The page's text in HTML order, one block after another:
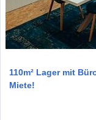
110m² Lager mit
Miete!